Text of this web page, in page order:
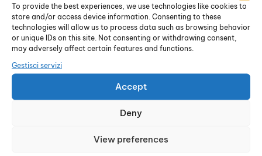
To provide the best experiences, we use technologies like cookies to
store and/or access device information. Consenting to these
technologies will allow us to process data such as browsing behavior
or unique IDs on this site. Not consenting or withdrawing consent,
may adversely affect certain features and functions.
Gestisci servizi
Accept
Deny
View preferences
dell’installazione e manutenzione di caldaie e
impianti di riscaldamento, il servizio di
Assistenza Junkers Triulzo Superiore Milanoè
in grado di affrontare qualsiasi problema nel
contesto della manutenzione delle caldaie a gas
di qualsiasi modello. La presenza di un
magazzino di ricambi originali permette ai
tecnici di provvedere rapidamente a risolvere
tipo, dai più semplici ai più complessi.